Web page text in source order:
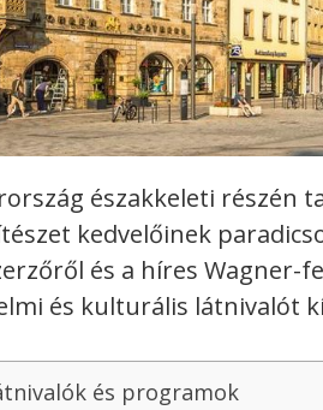
északkeleti részén
kedvelőinek
és a híres Wagner-
és kulturális látnivalót
és programok